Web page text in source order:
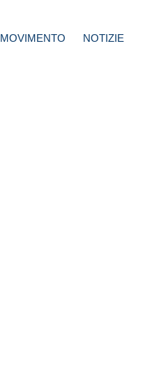
MOVIMENTO NOTIZIE